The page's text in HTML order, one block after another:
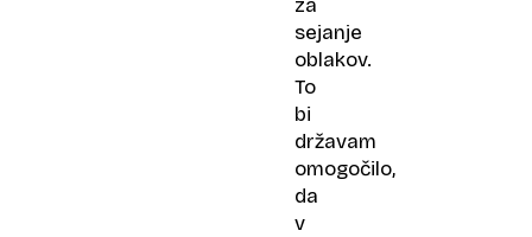
za
sejanje
oblakov.
To
bi
državam
omogočilo,
da
v